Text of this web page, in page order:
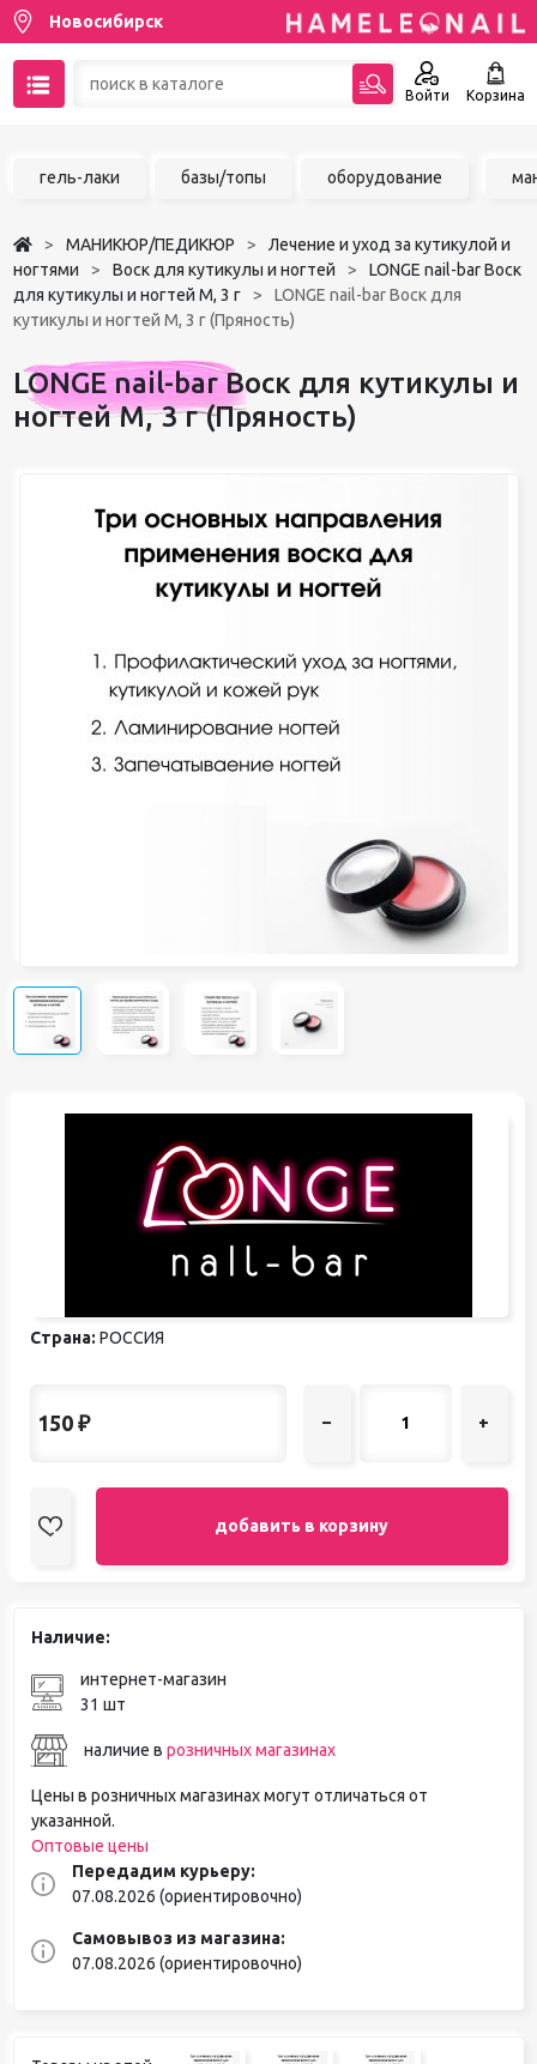
Новосибирск
Войти Корзина
Чат в MAX
Акции
Избранное
гель-лаки базы/топы оборудование
МАНИКЮР/ПЕДИКЮР
Лечение и уход за кутикулой и
ногтями
Воск для кутикулы и ногтей
LONGE nail-bar Воск
для кутикулы и ногтей М, 3 г
LONGE nail-bar Воск для
кутикулы и ногтей М, 3 г (Пряность)
LONGE nail-bar Воск для кутикулы и
ногтей М, 3 г (Пряность)
Страна: РОССИЯ
150 ₽ – +
добавить в корзину
Наличие:
интернет-магазин
31 шт
наличие в розничных магазинах
Цены в розничных магазинах могут отличаться от
указанной.
Оптовые цены
Передадим курьеру:
07.08.2026 (ориентировочно)
Самовывоз из магазина:
07.08.2026 (ориентировочно)